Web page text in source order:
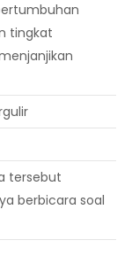
tingkat
tersebut
berbicara soal